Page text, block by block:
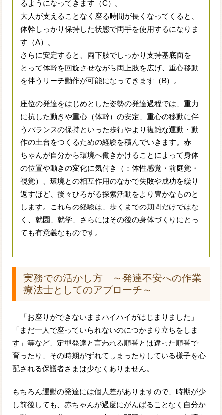
るようになってきます（C）。
大人が支えることなく座る時間が長くなってくると、
体幹しっかり保持した状態で両手を使用するになりま
す（A）。
さらに安定すると、両下肢でしっかり支持基底面を
とって体幹を回旋させながら両上肢を広げ、重心移動
を伴うリーチ動作が可能になってきます（B）。
座位の発達をはじめとした姿勢の発達過程では、重力
に抗した動きや重心（体幹）の安定、重心の移動に伴
うバランスの保持といった歩行やより複雑な運動・動
作の土台をつくるための経験を積んでいきます。赤
ちゃんが自分から環境へ働きかけることによって身体
の位置や動きの変化に気付き（：体性感覚・前庭覚・
視覚）、環境との相互作用のなかで失敗や成功を繰り
返すほど、後々ひろがる探索活動をより豊かなものと
します。これらの経験は、歩くまでの期間だけではな
く、就園、就学、さらにはその後の身体づくりにとっ
ても有意義なものです。
実務での活かし方 ～発達不安への作業
療法士としてのアプローチ～
「お座りができないままハイハイがはじまりました」
「まだ一人で座っていられないのにつかまり立ちをしま
す」等など、定型発達と言われる順番とは違った順番で
育ったり、その時期がずれてしまったりしている様子を心
配される保護者さまは少なくありません。
もちろん運動の発達には個人差がありますので、時期が少
し前後しても、赤ちゃんが過度にがんばることなく自分か